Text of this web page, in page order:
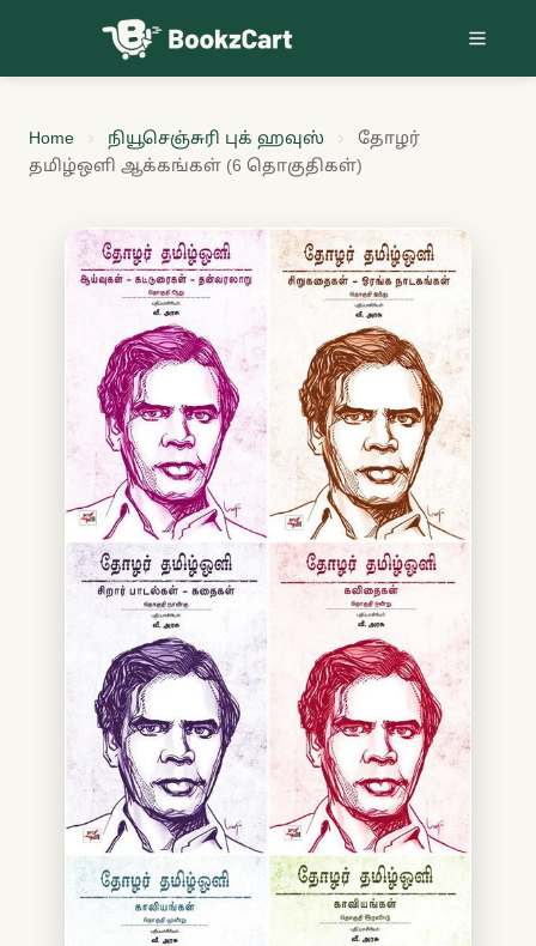
Skip to content
Home நியூசெஞ்சுரி புக் ஹவுஸ்
தோழர்
தமிழ்ஒளி ஆக்கங்கள் (6 தொகுதிகள்)